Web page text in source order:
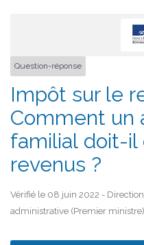
Question-réponse
Impôt sur le
Comment un
familial doit-il
revenus ?
Vérifié le 08 juin 2022 -
administrative (Premier ministre)